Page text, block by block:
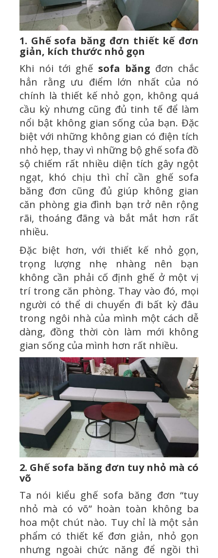
1. Ghế sofa băng đơn thiết kế đơn
giản, kích thước nhỏ gọn
Khi nói tới ghế sofa băng đơn chắc
hẳn rằng ưu điểm lớn nhất của nó
chính là thiết kế nhỏ gọn, không quá
cầu kỳ nhưng cũng đủ tinh tế để làm
nổi bật không gian sống của bạn. Đặc
biệt với những không gian có điện tích
nhỏ hẹp, thay vì những bộ ghế sofa đồ
sộ chiếm rất nhiều diện tích gây ngột
ngạt, khó chịu thì chỉ cần ghế sofa
băng đơn cũng đủ giúp không gian
căn phòng gia đình bạn trở nên rộng
rãi, thoáng đãng và bắt mắt hơn rất
nhiều.
Đặc biệt hơn, với thiết kế nhỏ gọn,
trọng lượng nhẹ nhàng nên bạn
không cần phải cố định ghế ở một vị
trí trong căn phòng. Thay vào đó, mọi
người có thể di chuyển đi bất kỳ đâu
trong ngôi nhà của mình một cách dễ
dàng, đồng thời còn làm mới không
gian sống của mình hơn rất nhiều.
2. Ghế sofa băng đơn tuy nhỏ mà có
võ
Ta nói kiểu ghế sofa băng đơn “tuy
nhỏ mà có võ” hoàn toàn không ba
hoa một chút nào. Tuy chỉ là một sản
phẩm có thiết kế đơn giản, nhỏ gọn
nhưng ngoài chức năng để ngồi thì